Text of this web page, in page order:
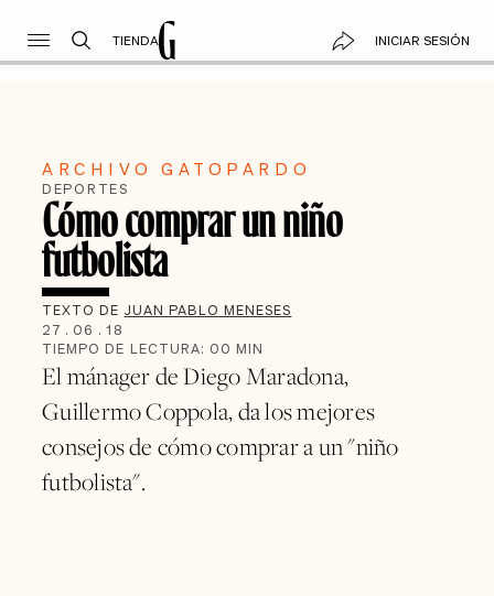
TIENDA INICIAR SESIÓN
ARCHIVO GATOPARDO
DEPORTES
Cómo comprar un niño
futbolista
TEXTO DE JUAN PABLO MENESES
27 . 06 . 18
TIEMPO DE LECTURA: 00 MIN
El mánager de Diego Maradona,
Guillermo Coppola, da los mejores
consejos de cómo comprar a un "niño
futbolista".